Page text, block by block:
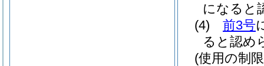
になると
(4)
前3号
ると認め
(使用の制